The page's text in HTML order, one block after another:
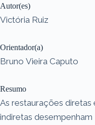
Autor(es)
Victória Ruiz
Orientador(a)
Bruno Vieira Caputo
Resumo
As restaurações diretas
indiretas desempenham